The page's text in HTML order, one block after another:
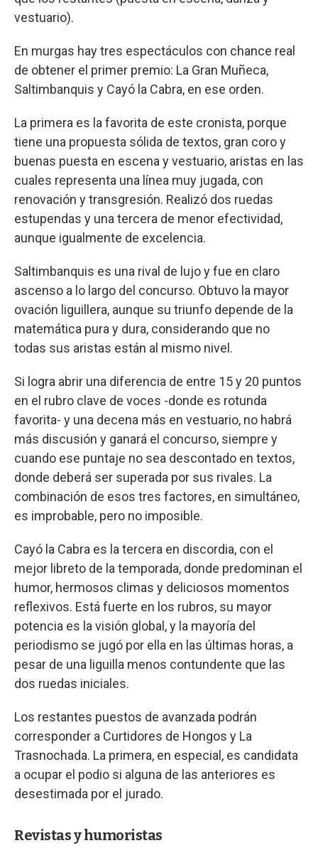
vestuario).
En murgas hay tres espectáculos con chance real
de obtener el primer premio: La Gran Muñeca,
Saltimbanquis y Cayó la Cabra, en ese orden.
La primera es la favorita de este cronista, porque
tiene una propuesta sólida de textos, gran coro y
buenas puesta en escena y vestuario, aristas en las
cuales representa una línea muy jugada, con
renovación y transgresión. Realizó dos ruedas
estupendas y una tercera de menor efectividad,
aunque igualmente de excelencia.
Saltimbanquis es una rival de lujo y fue en claro
ascenso a lo largo del concurso. Obtuvo la mayor
ovación liguillera, aunque su triunfo depende de la
matemática pura y dura, considerando que no
todas sus aristas están al mismo nivel.
Si logra abrir una diferencia de entre 15 y 20 puntos
en el rubro clave de voces -donde es rotunda
favorita- y una decena más en vestuario, no habrá
más discusión y ganará el concurso, siempre y
cuando ese puntaje no sea descontado en textos,
donde deberá ser superada por sus rivales. La
combinación de esos tres factores, en simultáneo,
es improbable, pero no imposible.
Cayó la Cabra es la tercera en discordia, con el
mejor libreto de la temporada, donde predominan el
humor, hermosos climas y deliciosos momentos
reflexivos. Está fuerte en los rubros, su mayor
potencia es la visión global, y la mayoría del
periodismo se jugó por ella en las últimas horas, a
pesar de una liguilla menos contundente que las
dos ruedas iniciales.
Los restantes puestos de avanzada podrán
corresponder a Curtidores de Hongos y La
Trasnochada. La primera, en especial, es candidata
a ocupar el podio si alguna de las anteriores es
desestimada por el jurado.
Revistas y humoristas